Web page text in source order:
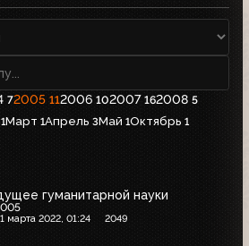
72005 112006 102007 162008 5
1Март 1Апрель 3Май 1Октябрь 1
гуманитарной науки
марта 2022, 01:24 2049